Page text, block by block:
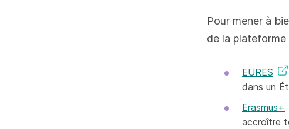
Pour mener à
de la plateforme
EURES
dans un
Erasmus+
accroître